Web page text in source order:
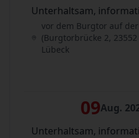
Unterhaltsam,
vor dem Burgtor auf
(Burgtorbrücke 2, 23552
Lübeck
09Aug.
Unterhaltsam,